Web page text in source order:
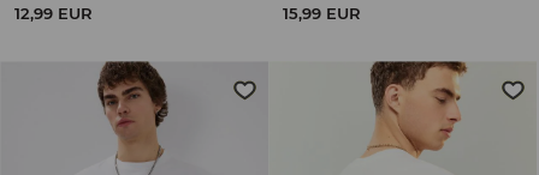
12,99 EUR 15,99 EUR